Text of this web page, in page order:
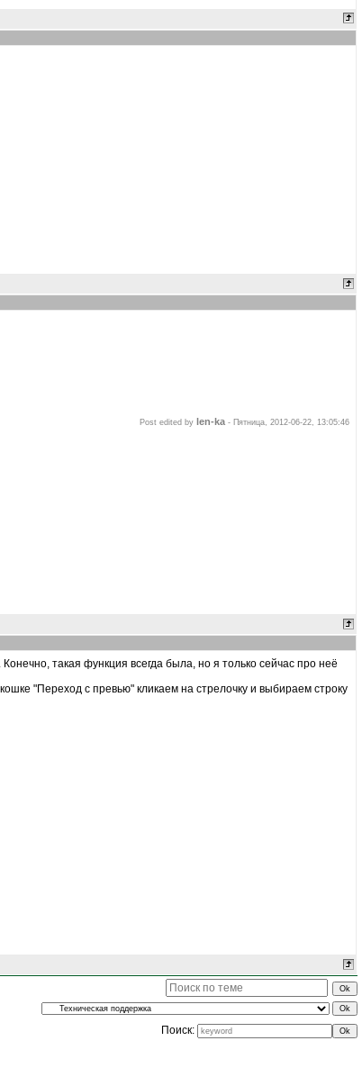
Post edited by len-ka - Пятница, 2012-06-22, 13:05:46
такая функция всегда была, но я только сейчас про неё
"Переход с превью" кликаем на стрелочку и выбираем строку
Поиск: